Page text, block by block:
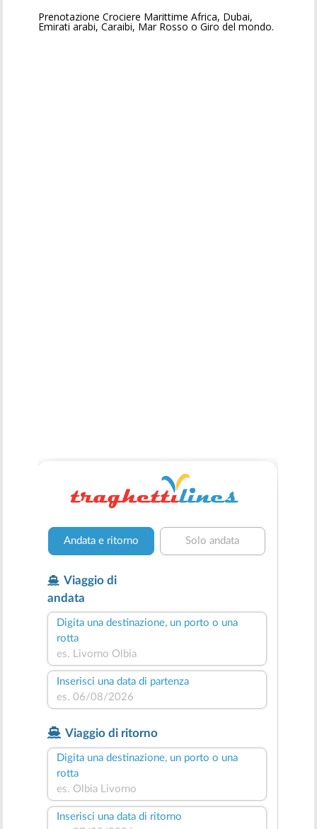
Prenotazione Crociere Marittime Africa, Dubai,
Emirati arabi, Caraibi, Mar Rosso o Giro del mondo.